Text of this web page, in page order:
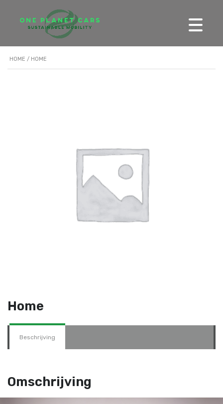
HOME / HOME
Home
Beschrijving
Omschrijving